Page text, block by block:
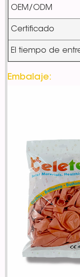
OEM/ODM
Certificado
El tiempo de
Embalaje: